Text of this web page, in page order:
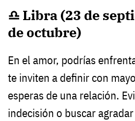
♎ Libra (23 de
de octubre)
En el amor, podrías
te inviten a definir con
esperas de una relación.
indecisión o buscar